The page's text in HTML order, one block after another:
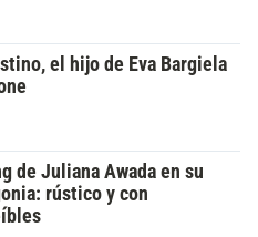
el hijo de Eva Bargiela
de Juliana Awada en su
rústico y con